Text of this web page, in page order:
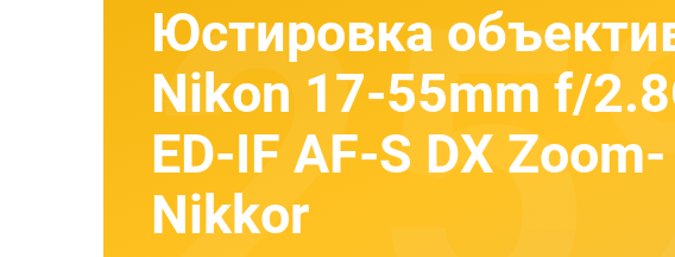
Юстировка
Nikon 17-55mm f/
ED-IF AF-S DX Zoom-
Nikkor